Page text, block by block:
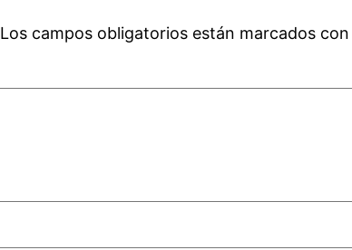
Los campos obligatorios están marcados